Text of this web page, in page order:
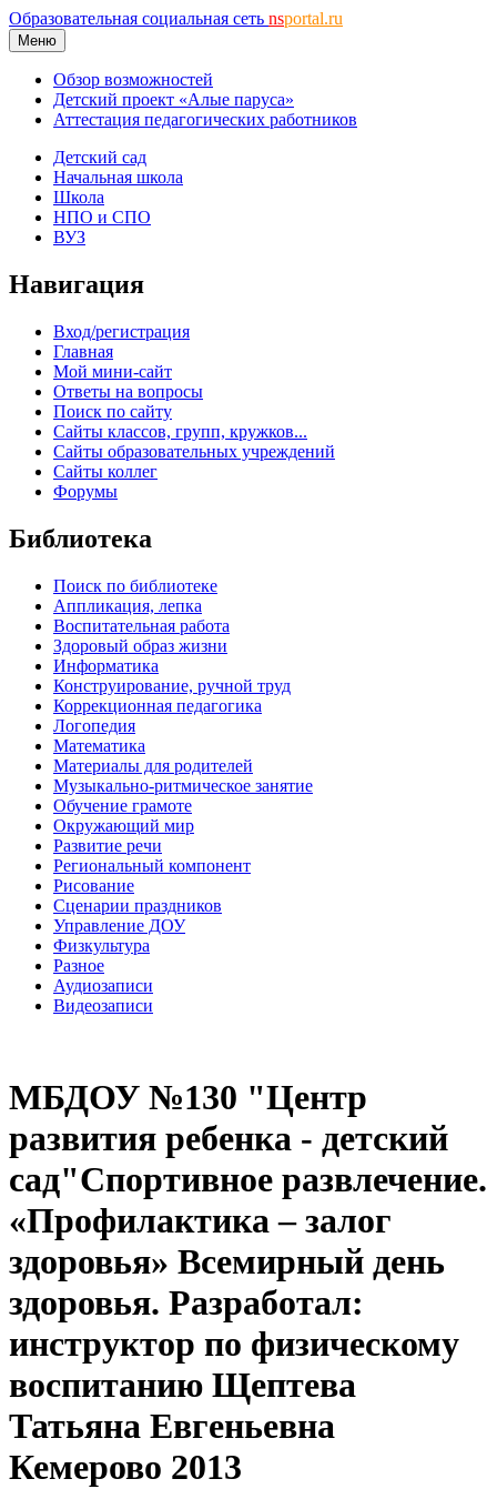
Образовательная социальная сеть nsportal.ru
Меню
Обзор возможностей
Детский проект «Алые паруса»
Аттестация педагогических работников
Детский сад
Начальная школа
Школа
НПО и СПО
ВУЗ
Навигация
Вход/регистрация
Главная
Мой мини-сайт
Ответы на вопросы
Поиск по сайту
Сайты классов, групп, кружков...
Сайты образовательных учреждений
Сайты коллег
Форумы
Библиотека
Поиск по библиотеке
Аппликация, лепка
Воспитательная работа
Здоровый образ жизни
Информатика
Конструирование, ручной труд
Коррекционная педагогика
Логопедия
Математика
Материалы для родителей
Музыкально-ритмическое занятие
Обучение грамоте
Окружающий мир
Развитие речи
Региональный компонент
Рисование
Сценарии праздников
Управление ДОУ
Физкультура
Разное
Аудиозаписи
Видеозаписи
МБДОУ №130 "Центр
развития ребенка - детский
сад"Спортивное развлечение.
«Профилактика – залог
здоровья» Всемирный день
здоровья. Разработал:
инструктор по физическому
воспитанию Щептева
Татьяна Евгеньевна
Кемерово 2013